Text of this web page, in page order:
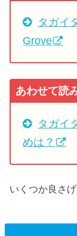
タガイ
Grove
あわせて読
タガイ
めは？
いくつか良さ